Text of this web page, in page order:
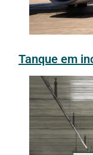
Tanque em